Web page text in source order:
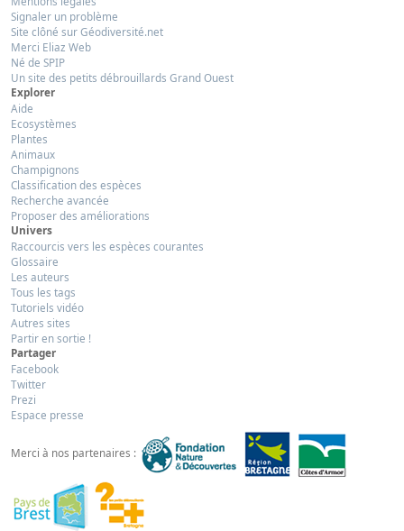
Signaler un problème
Site clôné sur Géodiversité.net
Merci Eliaz Web
Né de SPIP
Un site des petits débrouillards Grand Ouest
Explorer
Aide
Ecosystèmes
Plantes
Animaux
Champignons
Classification des espèces
Recherche avancée
Proposer des améliorations
Univers
Raccourcis vers les espèces courantes
Glossaire
Les auteurs
Tous les tags
Tutoriels vidéo
Autres sites
Partir en sortie !
Partager
Facebook
Twitter
Prezi
Espace presse
Merci à nos partenaires :